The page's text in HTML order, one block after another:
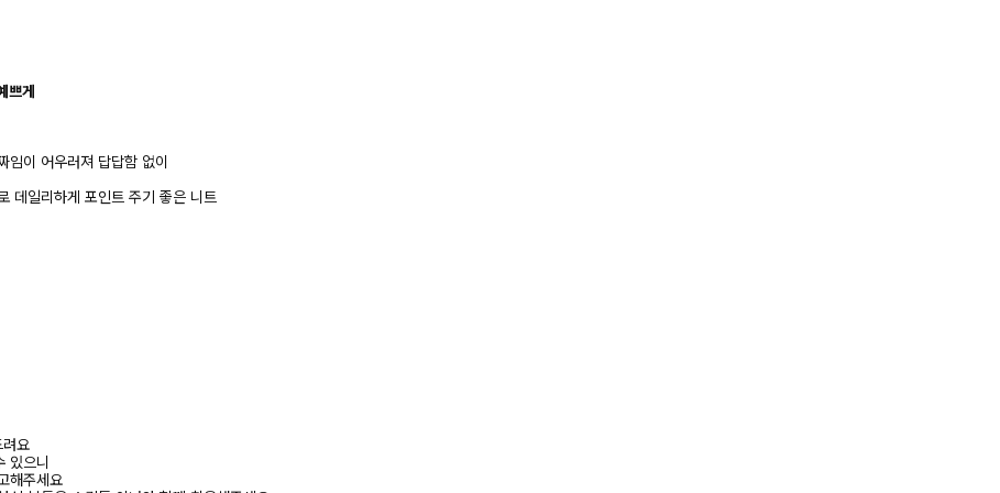
쁘게
임이 어우러져 답답함 없이
데일리하게 포인트 주기 좋은 니트
요
있으니
해주세요